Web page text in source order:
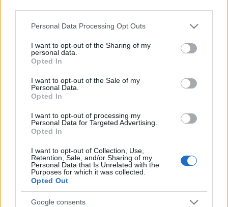
Please note that this website/app uses one or more Google
not limited to your visit or usage behaviour. You may click to
grant or deny consent to Google and its third-party tags to
use your data for below specified purposes in below Google
consent section.
Personal Data Processing Opt Outs
I want to opt-out of the Sharing of my
personal data.
Opted In
I want to opt-out of the Sale of my
Personal Data.
Opted In
I want to opt-out of processing my
Personal Data for Targeted Advertising.
Opted In
I want to opt-out of Collection, Use,
Retention, Sale, and/or Sharing of my
Personal Data that Is Unrelated with the
Purposes for which it was collected.
Opted Out
Google consents
„Sokszor
nem lehet jól választani, csak választani” -
13:01
György hercegre brutális királyi hagyomány
várhat: Vilmos herceg is átesett ezen a véres
12:02
Dua Lipa rizikós pucérruhát vállalt be:
átlátszó kreációban vonzotta magára a
tekinteteket
11:01
Férjhez ment a Spice Girls sztárja: Mel B
fiatalabb férjének
09:31